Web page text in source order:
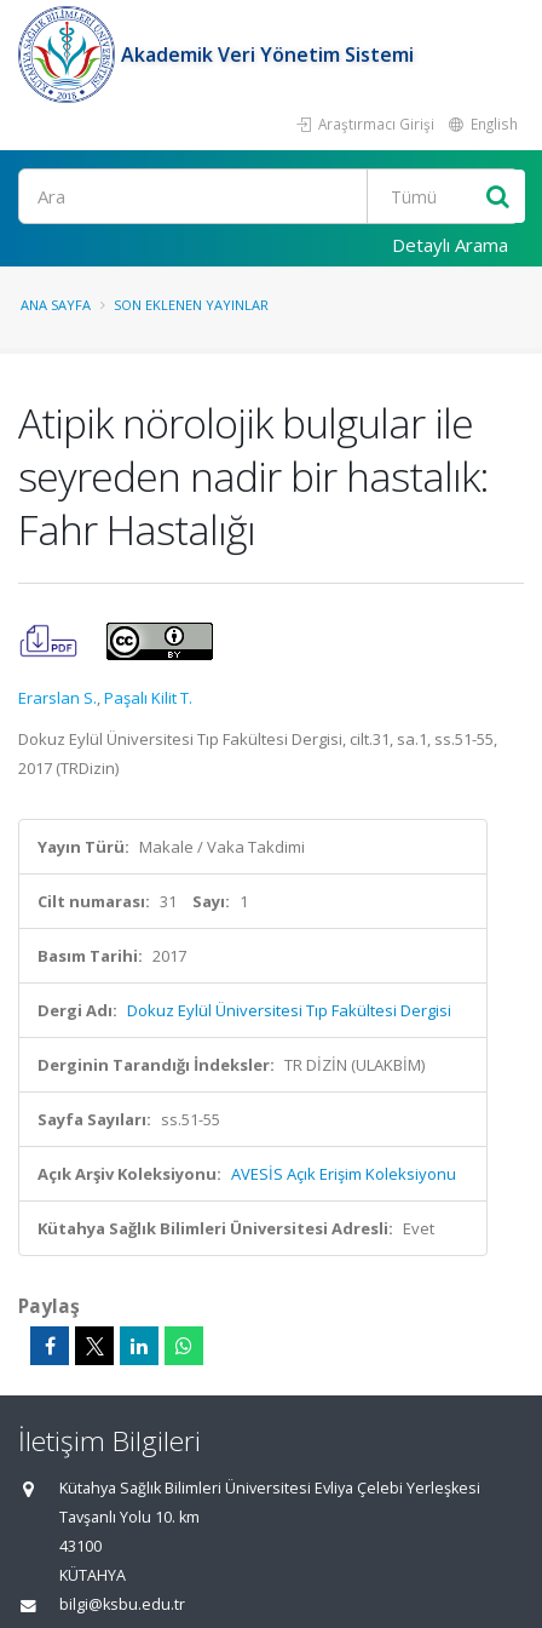
Akademik Veri Yönetim Sistemi
Araştırmacı Girişi English
Ara
Detaylı Arama
ANA SAYFA SON EKLENEN YAYINLAR
Atipik nörolojik bulgular ile
seyreden nadir bir hastalık:
Fahr Hastalığı
Erarslan S.,Paşalı Kilit T.
Dokuz Eylül Üniversitesi Tıp Fakültesi Dergisi, cilt.31, sa.1, ss.51-55,
2017 (TRDizin)
Yayın Türü: Makale / Vaka Takdimi
Cilt numarası: 31 Sayı: 1
Basım Tarihi: 2017
Dergi Adı: Dokuz Eylül Üniversitesi Tıp Fakültesi Dergisi
Derginin Tarandığı İndeksler: TR DİZİN (ULAKBİM)
Sayfa Sayıları: ss.51-55
Açık Arşiv Koleksiyonu: AVESİS Açık Erişim Koleksiyonu
Kütahya Sağlık Bilimleri Üniversitesi Adresli: Evet
Paylaş
İletişim Bilgileri
Kütahya Sağlık Bilimleri Üniversitesi Evliya Çelebi Yerleşkesi
Tavşanlı Yolu 10. km
43100
KÜTAHYA
bilgi@ksbu.edu.tr